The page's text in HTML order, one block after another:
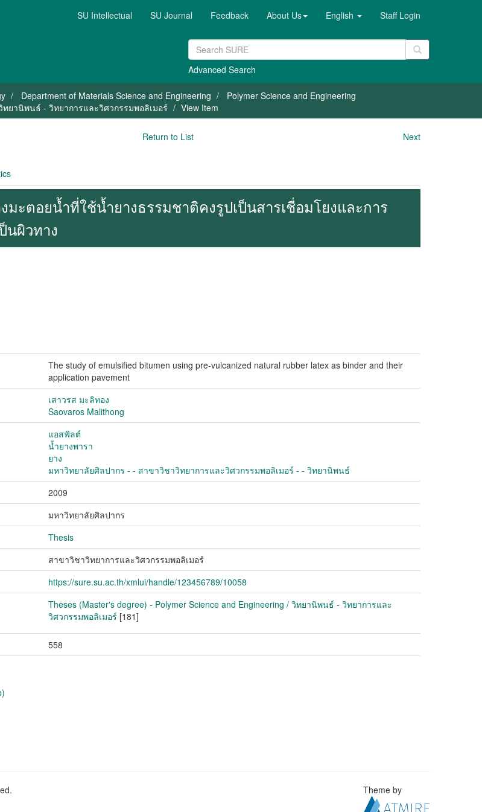
SU Intellectual SU Journal Feedback About Us English Staff Login
Advanced Search
Department of Materials Science and Engineering
Polymer Science and Engineering
ทยานิพนธ์ - วิทยาการและวิศวกรรมพอลิเมอร์
View Item
Return to List Next
มะตอยน้ำที่ใช้น้ำยางธรรมชาติคงรูปเป็นสารเชื่อมโยงและการ
นผิวทาง
The study of emulsified bitumen using pre-vulcanized natural rubber latex as binder and their
application pavement
เสาวรส มะลิทอง
Saovaros Malithong
แอสฟัลต์
น้ำยางพารา
ยาง
มหาวิทยาลัยศิลปากร - - สาขาวิชาวิทยาการและวิศวกรรมพอลิเมอร์ - - วิทยานิพนธ์
2009
มหาวิทยาลัยศิลปากร
Thesis
สาขาวิชาวิทยาการและวิศวกรรมพอลิเมอร์
https://sure.su.ac.th/xmlui/handle/123456789/10058
Theses (Master's degree) - Polymer Science and Engineering / วิทยานิพนธ์ - วิทยาการและ
วิศวกรรมพอลิเมอร์ [181]
558
Theme by